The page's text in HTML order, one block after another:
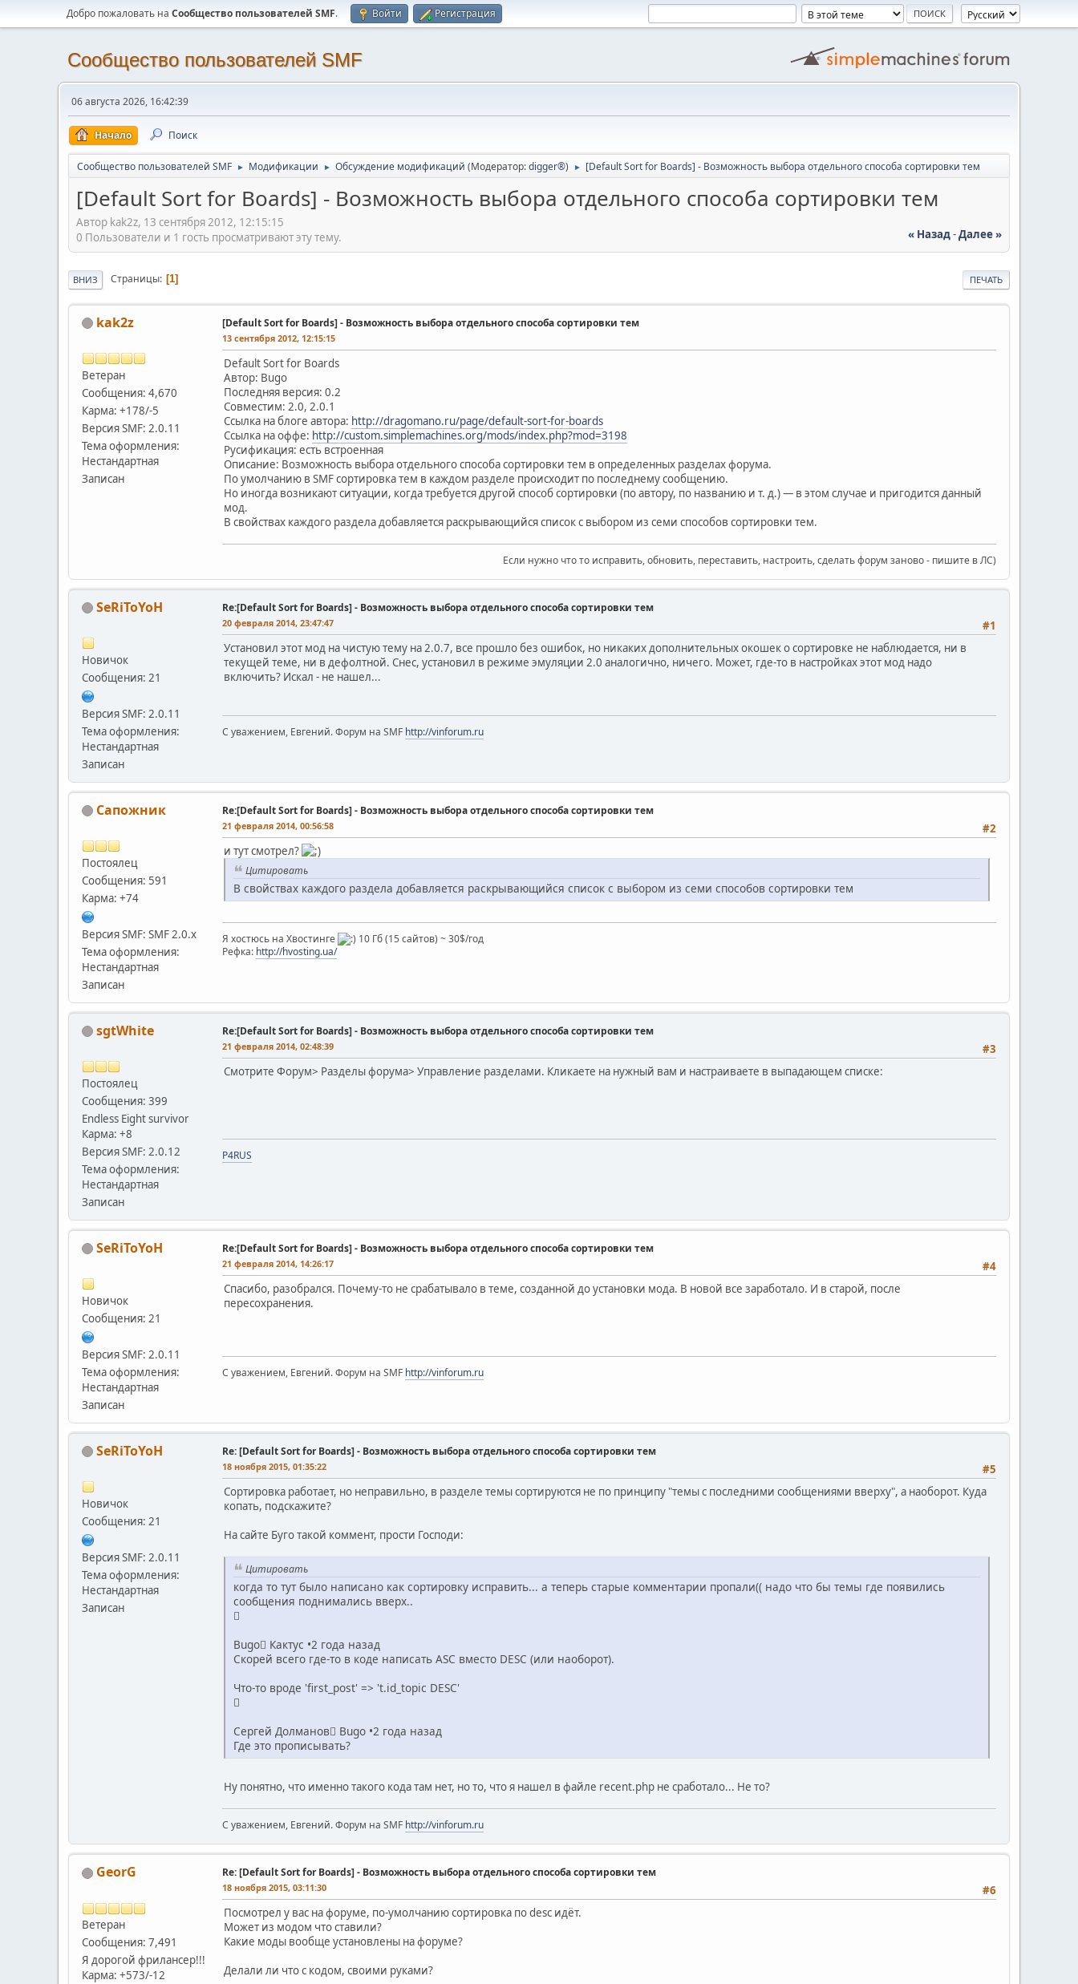
Добро пожаловать на Cообщество пользователей SMF. Войти Регистрация
Cообщество пользователей SMF
06 августа 2026, 16:42:39
Начало Поиск
Cообщество пользователей SMF ► Модификации ► Обсуждение модификаций (Модератор:digger®) ► [Default Sort for Boards] - Возможность выбора отдельного способа сортировки тем
[Default Sort for Boards] - Возможность выбора отдельного способа сортировки тем
Автор kak2z, 13 сентября 2012, 12:15:15
« Назад-Далее »
0 Пользователи и 1 гость просматривают эту тему.
ПЕЧАТЬ
ВНИЗ Страницы 1
kak2z
Ветеран
Сообщения: 4,670
Карма: +178/-5
Версия SMF: 2.0.11
Тема оформления:
Нестандартная
Записан
[Default Sort for Boards] - Возможность выбора отдельного способа сортировки тем
13 сентября 2012, 12:15:15
Default Sort for Boards
Автор: Bugo
Последняя версия: 0.2
Совместим: 2.0, 2.0.1
Ссылка на блоге автора: http://dragomano.ru/page/default-sort-for-boards
Ссылка на оффе: http://custom.simplemachines.org/mods/index.php?mod=3198
Русификация: есть встроенная
Описание: Возможность выбора отдельного способа сортировки тем в определенных разделах форума.
По умолчанию в SMF сортировка тем в каждом разделе происходит по последнему сообщению.
Но иногда возникают ситуации, когда требуется другой способ сортировки (по автору, по названию и т. д.) — в этом случае и пригодится данный
мод.
В свойствах каждого раздела добавляется раскрывающийся список с выбором из семи способов сортировки тем.
Если нужно что то исправить, обновить, переставить, настроить, сделать форум заново - пишите в ЛС)
SeRiToYoH
Новичок
Сообщения: 21
Версия SMF: 2.0.11
Тема оформления:
Нестандартная
Записан
Re:[Default Sort for Boards] - Возможность выбора отдельного способа сортировки тем
#1
20 февраля 2014, 23:47:47
Установил этот мод на чистую тему на 2.0.7, все прошло без ошибок, но никаких дополнительных окошек о сортировке не наблюдается, ни в
текущей теме, ни в дефолтной. Снес, установил в режиме эмуляции 2.0 аналогично, ничего. Может, где-то в настройках этот мод надо
включить? Искал - не нашел...
С уважением, Евгений. Форум на SMF http://vinforum.ru
Сапожник
Постоялец
Сообщения: 591
Карма: +74
Версия SMF: SMF 2.0.x
Тема оформления:
Нестандартная
Записан
Re:[Default Sort for Boards] - Возможность выбора отдельного способа сортировки тем
#2
21 февраля 2014, 00:56:58
и тут смотрел?
Цитировать
В свойствах каждого раздела добавляется раскрывающийся список с выбором из семи способов сортировки тем
Я хостюсь на Хвостинге
10 Гб (15 сайтов) ~ 30$/год
Рефка: http://hvosting.ua/
sgtWhite
Постоялец
Сообщения: 399
Endless Eight survivor
Карма: +8
Версия SMF: 2.0.12
Тема оформления:
Нестандартная
Записан
Re:[Default Sort for Boards] - Возможность выбора отдельного способа сортировки тем
#3
21 февраля 2014, 02:48:39
Смотрите Форум> Разделы форума> Управление разделами. Кликаете на нужный вам и настраиваете в выпадающем списке:
P4RUS
SeRiToYoH
Новичок
Сообщения: 21
Версия SMF: 2.0.11
Тема оформления:
Нестандартная
Записан
Re:[Default Sort for Boards] - Возможность выбора отдельного способа сортировки тем
#4
21 февраля 2014, 14:26:17
Спасибо, разобрался. Почему-то не срабатывало в теме, созданной до установки мода. В новой все заработало. И в старой, после
пересохранения.
С уважением, Евгений. Форум на SMF http://vinforum.ru
SeRiToYoH
Новичок
Сообщения: 21
Версия SMF: 2.0.11
Тема оформления:
Нестандартная
Записан
Re: [Default Sort for Boards] - Возможность выбора отдельного способа сортировки тем
#5
18 ноября 2015, 01:35:22
Сортировка работает, но неправильно, в разделе темы сортируются не по принципу "темы с последними сообщениями вверху", а наоборот. Куда
копать, подскажите?
На сайте Буго такой коммент, прости Господи:
Цитировать
когда то тут было написано как сортировку исправить... а теперь старые комментарии пропали(( надо что бы темы где появились
сообщения поднимались вверх..

Bugo Кактус •2 года назад
Скорей всего где-то в коде написать ASC вместо DESC (или наоборот).
Что-то вроде 'first_post' => 't.id_topic DESC'

Сергей Долманов Bugo •2 года назад
Где это прописывать?
Ну понятно, что именно такого кода там нет, но то, что я нашел в файле recent.php не сработало... Не то?
С уважением, Евгений. Форум на SMF http://vinforum.ru
GeorG
Ветеран
Сообщения: 7,491
Я дорогой фрилансер!!!
Карма: +573/-12
Re: [Default Sort for Boards] - Возможность выбора отдельного способа сортировки тем
#6
18 ноября 2015, 03:11:30
Посмотрел у вас на форуме, по-умолчанию сортировка по desc идёт.
Может из модом что ставили?
Какие моды вообще установлены на форуме?
Делали ли что с кодом, своими руками?